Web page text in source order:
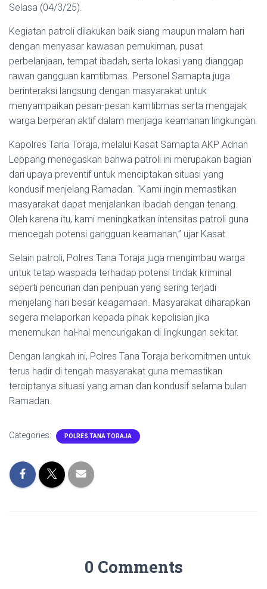
Selasa (04/3/25).
Kegiatan patroli dilakukan baik siang maupun malam hari
dengan menyasar kawasan pemukiman, pusat
perbelanjaan, tempat ibadah, serta lokasi yang dianggap
rawan gangguan kamtibmas. Personel Samapta juga
berinteraksi langsung dengan masyarakat untuk
menyampaikan pesan-pesan kamtibmas serta mengajak
warga berperan aktif dalam menjaga keamanan lingkungan.
Kapolres Tana Toraja, melalui Kasat Samapta AKP Adnan
Leppang menegaskan bahwa patroli ini merupakan bagian
dari upaya preventif untuk menciptakan situasi yang
kondusif menjelang Ramadan. “Kami ingin memastikan
masyarakat dapat menjalankan ibadah dengan tenang.
Oleh karena itu, kami meningkatkan intensitas patroli guna
mencegah potensi gangguan keamanan,” ujar Kasat.
Selain patroli, Polres Tana Toraja juga mengimbau warga
untuk tetap waspada terhadap potensi tindak kriminal
seperti pencurian dan penipuan yang sering terjadi
menjelang hari besar keagamaan. Masyarakat diharapkan
segera melaporkan kepada pihak kepolisian jika
menemukan hal-hal mencurigakan di lingkungan sekitar.
Dengan langkah ini, Polres Tana Toraja berkomitmen untuk
terus hadir di tengah masyarakat guna memastikan
terciptanya situasi yang aman dan kondusif selama bulan
Ramadan.
Categories: POLRES TANA TORAJA
0 Comments